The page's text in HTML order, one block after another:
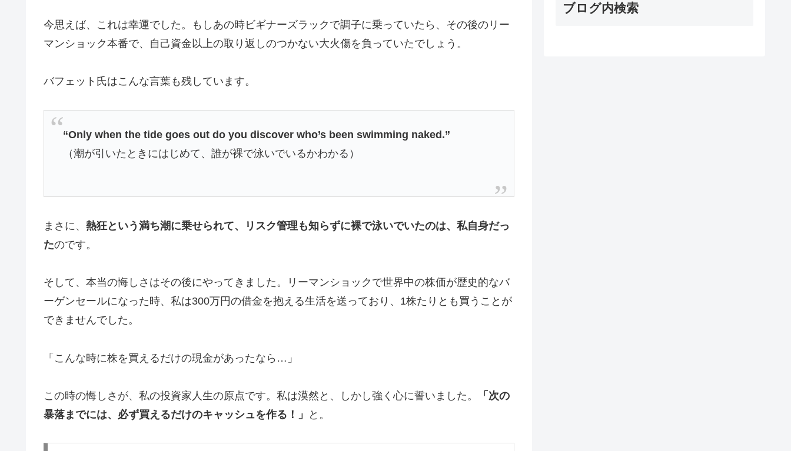
今思えば、これは幸運でした。もしあの時ビギナーズラックで調子に乗っていたら、その後のリー
マンショック本番で、自己資金以上の取り返しのつかない大火傷を負っていたでしょう。
バフェット氏はこんな言葉も残しています。
“Only when the tide goes out do you discover who’s been swimming naked.”
（潮が引いたときにはじめて、誰が裸で泳いでいるかわかる）
まさに、 熱狂という満ち潮に乗せられて、リスク管理も知らずに裸で泳いでいたのは、私自身だっ
たのです。
そして、本当の悔しさはその後にやってきました。リーマンショックで世界中の株価が歴史的なバ
ーゲンセールになった時、私は300万円の借金を抱える生活を送っており、1株たりとも買うことが
できませんでした。
「こんな時に株を買えるだけの現金があったなら…」
この時の悔しさが、私の投資家人生の原点です。私は漠然と、しかし強く心に誓いました。
「次の
暴落までには、必ず買えるだけのキャッシュを作る！」
と。
ブログ内検索